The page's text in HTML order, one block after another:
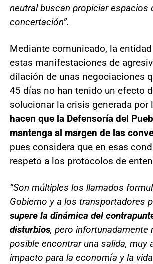
neutral buscan propiciar espacios
concertación”.
Mediante comunicado, la
estas manifestaciones de
dilación de unas negociaciones
45 días no han tenido un efecto
solucionar la crisis generada por
hacen que la Defensoría del
mantenga al margen de las
pues considera que en esas
respeto a los protocolos de
“Son múltiples los llamados
Gobierno y a los transportadores
supere la dinámica del
disturbios, pero infortunadamente
posible encontrar una salida, muy
impacto para la economía y la